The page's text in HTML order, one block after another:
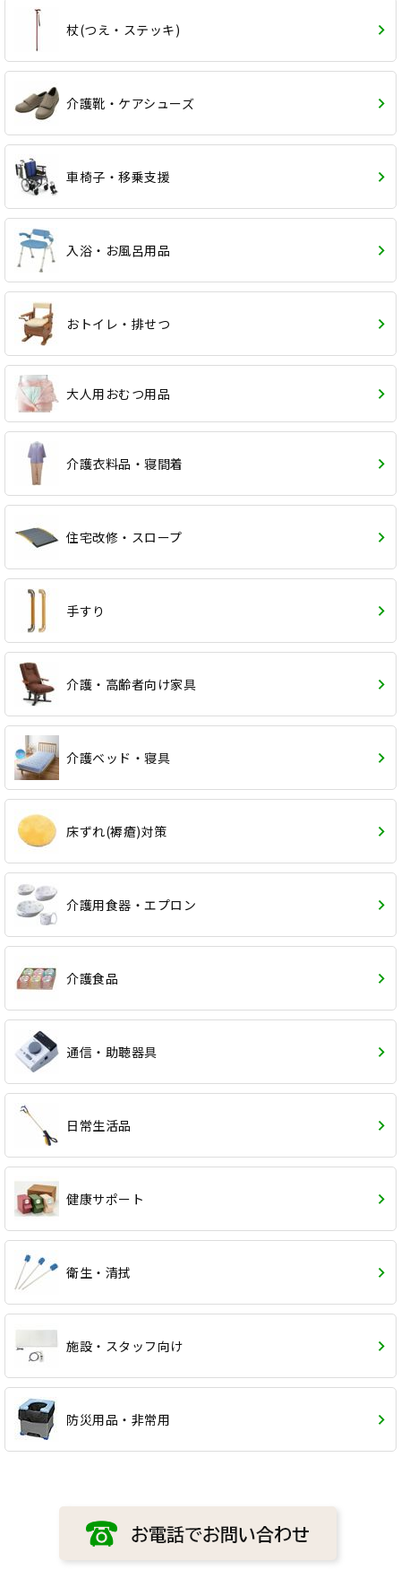
杖(つえ・ステッキ)
介護靴・ケアシューズ
車椅子・移乗支援
入浴・お風呂用品
おトイレ・排せつ
大人用おむつ用品
介護衣料品・寝間着
住宅改修・スロープ
手すり
介護・高齢者向け家具
介護ベッド・寝具
床ずれ(褥瘡)対策
介護用食器・エプロン
介護食品
通信・助聴器具
日常生活品
健康サポート
衛生・清拭
施設・スタッフ向け
防災用品・非常用